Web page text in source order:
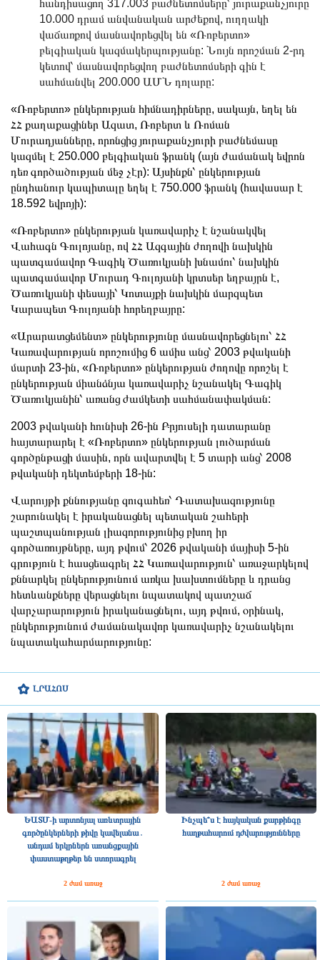
ԼՐԱՀՈՍ
ԵԱՏՄ-ի արտոնյալ առևտրային
գործընկերների թիվը կավելանա․
անդամ երկրներն առանցքային
փաստաթղթեր են ստորագրել
2 ժամ առաջ
Ինչպե՞ս է հայկական քարթինգը
հաղթահարում դժվարությունները
2 ժամ առաջ
հանդիսացող 317.003 բաժնետոմսերը՝ յուրաքանչյուրը
10.000 դրամ անվանական արժեքով, ուղղակի
վաճառքով մասնավորեցվել են «Ռոբերտո»
բելգիական կազմակերպությանը: Նույն որոշման 2-րդ
կետով՝ մասնավորեցվող բաժնետոմսերի գին է
սահմանվել 200.000 ԱՄՆ դոլարը:
«Ռոբերտո» ընկերության հիմնադիրները, սակայն, եղել են
ՀՀ քաղաքացիներ Ազատ, Ռոբերտ և Ռոման
Մուրադյանները, որոնցից յուրաքանչյուրի բաժնեմասը
կազմել է 250.000 բելգիական ֆրանկ (այն ժամանակ եվրոն
դեռ գործածության մեջ չէր): Այսինքն՝ ընկերության
ընդհանուր կապիտալը եղել է 750.000 ֆրանկ (հավասար է
18.592 եվրոյի):
«Ռոբերտո» ընկերության կառավարիչ է նշանակվել
Վահագն Գուլոյանը, ով ՀՀ Ազգային ժողովի նախկին
պատգամավոր Գագիկ Ծառուկյանի խնամու՝ նախկին
պատգամավոր Մուրադ Գուլոյանի կրտսեր եղբայրն է,
Ծառուկյանի փեսայի՝ Կոտայքի նախկին մարզպետ
Կարապետ Գուլոյանի հորեղբայրը:
«Արարատցեմենտ» ընկերությունը մասնավորեցնելու՝ ՀՀ
Կառավարության որոշումից 6 ամիս անց՝ 2003 թվականի
մարտի 23-ին, «Ռոբերտո» ընկերության ժողովը որոշել է
ընկերության միանձնյա կառավարիչ նշանակել Գագիկ
Ծառուկյանին՝ առանց ժամկետի սահմանափակման:
2003 թվականի հունիսի 26-ին Բրյուսելի դատարանը
հայտարարել է «Ռոբերտո» ընկերության լուծարման
գործընթացի մասին, որն ավարտվել է 5 տարի անց՝ 2008
թվականի դեկտեմբերի 18-ին:
Վարույթի քննությանը զուգահեռ՝ Դատախազությունը
շարունակել է իրականացնել պետական շահերի
պաշտպանության լիազորությունից բխող իր
գործառույթները, այդ թվում՝ 2026 թվականի մայիսի 5-ին
գրություն է հասցեագրել ՀՀ Կառավարություն՝ առաջարկելով
քննարկել ընկերությունում առկա խախտումները և դրանց
հետևանքները վերացնելու նպատակով պատշաճ
վարչարարություն իրականացնելու, այդ թվում, օրինակ,
ընկերությունում ժամանակավոր կառավարիչ նշանակելու
նպատակահարմարությունը: